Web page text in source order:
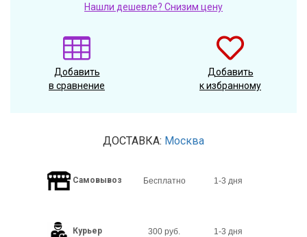
Нашли дешевле? Снизим цену
Добавить
в сравнение
Добавить
к избранному
ДОСТАВКА: Москва
Самовывоз Бесплатно 1-3 дня
Курьер 300 руб. 1-3 дня